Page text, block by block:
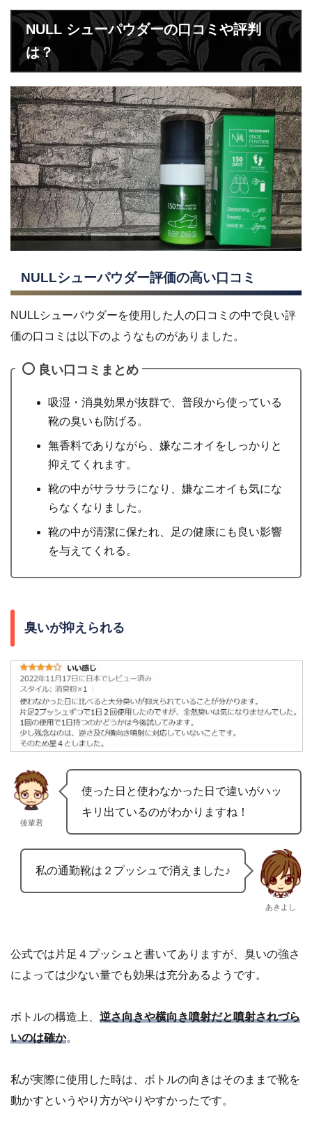
NULL シューパウダーの口コミや評判
は？
NULLシューパウダー評価の高い口コミ
NULLシューパウダーを使用した人の口コミの中で良い評
価の口コミは以下のようなものがありました。
良い口コミまとめ
吸湿・消臭効果が抜群で、普段から使っている
靴の臭いも防げる。
無香料でありながら、嫌なニオイをしっかりと
抑えてくれます。
靴の中がサラサラになり、嫌なニオイも気にな
らなくなりました。
靴の中が清潔に保たれ、足の健康にも良い影響
を与えてくれる。
臭いが抑えられる
後輩君
使った日と使わなかった日で違いがハッ
キリ出ているのがわかりますね！
私の通勤靴は２プッシュで消えました♪
あきよし
公式では片足４プッシュと書いてありますが、臭いの強さ
によっては少ない量でも効果は充分あるようです。
ボトルの構造上、 逆さ向きや横向き噴射だと噴射されづら
いのは確か。
私が実際に使用した時は、ボトルの向きはそのままで靴を
動かすというやり方がやりやすかったです。